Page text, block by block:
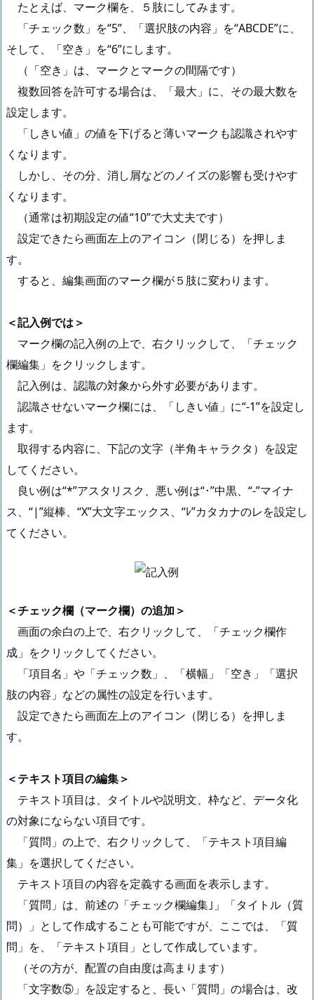
たとえば、マーク欄を、５肢にしてみます。
「チェック数」を“5”、「選択肢の内容」を“ABCDE”に、
そして、「空き」を“6”にします。
（「空き」は、マークとマークの間隔です）
複数回答を許可する場合は、「最大」に、その最大数を
設定します。
「しきい値」の値を下げると薄いマークも認識されやす
くなります。
しかし、その分、消し屑などのノイズの影響も受けやす
くなります。
（通常は初期設定の値“10”で大丈夫です）
設定できたら画面左上のアイコン（閉じる）を押しま
す。
すると、編集画面のマーク欄が５肢に変わります。
＜記入例では＞
マーク欄の記入例の上で、右クリックして、「チェック
欄編集」をクリックします。
記入例は、認識の対象から外す必要があります。
認識させないマーク欄には、「しきい値」に“-1”を設定し
ます。
取得する内容に、下記の文字（半角キャラクタ）を設定
してください。
良い例は“*”アスタリスク、悪い例は“･”中黒、“-”マイナ
ス、“|”縦棒、“X”大文字エックス、“ﾚ”カタカナのレを設定し
てください。
＜チェック欄（マーク欄）の追加＞
画面の余白の上で、右クリックして、「チェック欄作
成」をクリックしてください。
「項目名」や「チェック数」、「横幅」「空き」「選択
肢の内容」などの属性の設定を行います。
設定できたら画面左上のアイコン（閉じる）を押しま
す。
＜テキスト項目の編集＞
テキスト項目は、タイトルや説明文、枠など、データ化
の対象にならない項目です。
「質問」の上で、右クリックして、「テキスト項目編
集」を選択してください。
テキスト項目の内容を定義する画面を表示します。
「質問」は、前述の「チェック欄編集｣」「タイトル（質
問）」として作成することも可能ですが、ここでは、「質
問」を、「テキスト項目」として作成しています。
（その方が、配置の自由度は高まります）
「文字数⑤」を設定すると、長い「質問」の場合は、改